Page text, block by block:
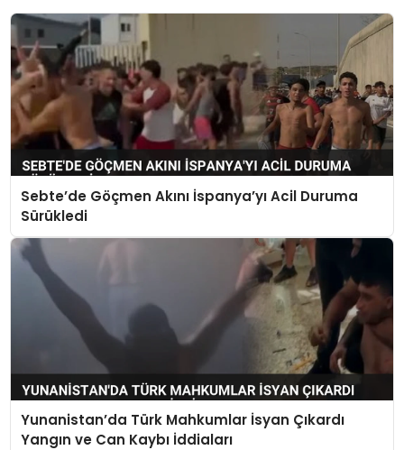
Sebte’de Göçmen Akını İspanya’yı Acil Duruma
Sürükledi
Yunanistan’da Türk Mahkumlar İsyan Çıkardı
Yangın ve Can Kaybı İddiaları